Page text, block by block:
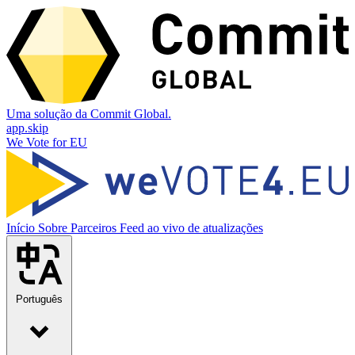
Uma solução da Commit Global.
app.skip
We Vote for EU
Início Sobre Parceiros Feed ao vivo de atualizações
Português